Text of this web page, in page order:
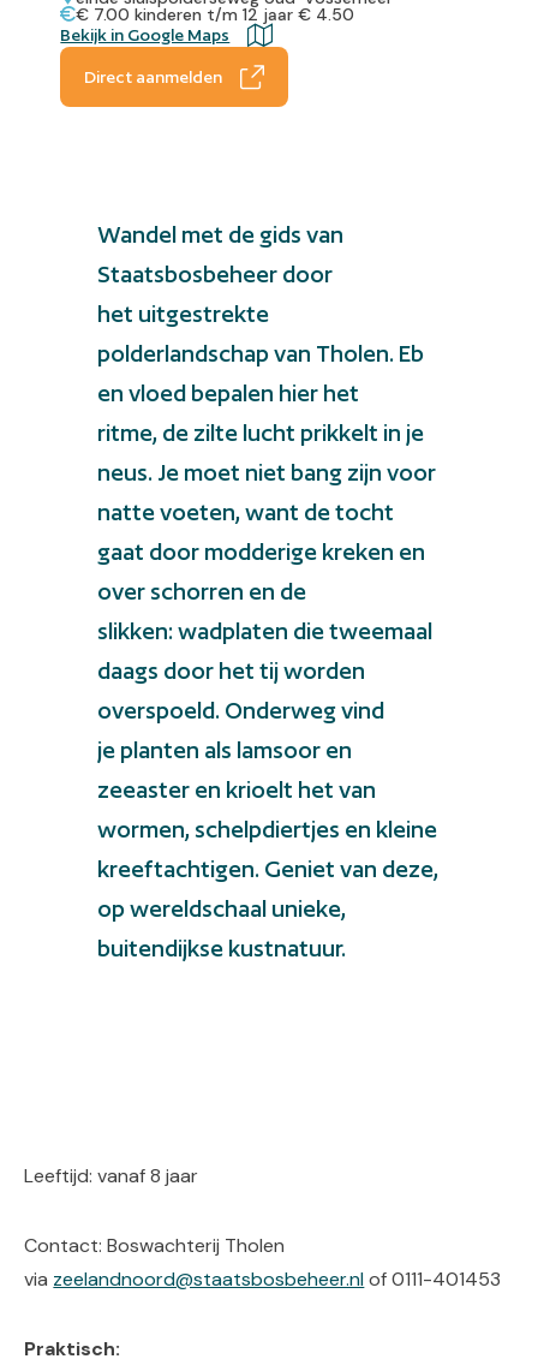
€ 7.00 kinderen t/m 12 jaar € 4.50
Bekijk in Google Maps
Direct aanmelden
Wandel met de gids van
Staatsbosbeheer door
het uitgestrekte
polderlandschap van Tholen. Eb
en vloed bepalen hier het
ritme, de zilte lucht prikkelt in je
neus. Je moet niet bang zijn voor
natte voeten, want de tocht
gaat door modderige kreken en
over schorren en de
slikken: wadplaten die tweemaal
daags door het tij worden
overspoeld. Onderweg vind
je planten als lamsoor en
zeeaster en krioelt het van
wormen, schelpdiertjes en kleine
kreeftachtigen. Geniet van deze,
op wereldschaal unieke,
buitendijkse kustnatuur.
Leeftijd: vanaf 8 jaar
Contact: Boswachterij Tholen
via zeelandnoord@staatsbosbeheer.nlof 0111-401453
Praktisch: